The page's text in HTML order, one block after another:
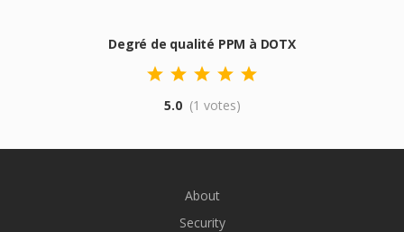
Degré de qualité PPM à DOTX
5.0 (1 votes)
About
Security